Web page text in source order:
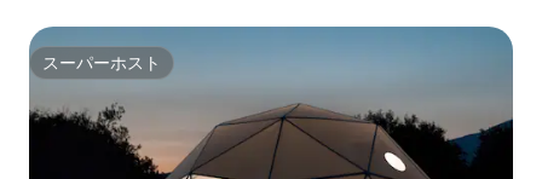
スーパーホスト
スーパーホスト